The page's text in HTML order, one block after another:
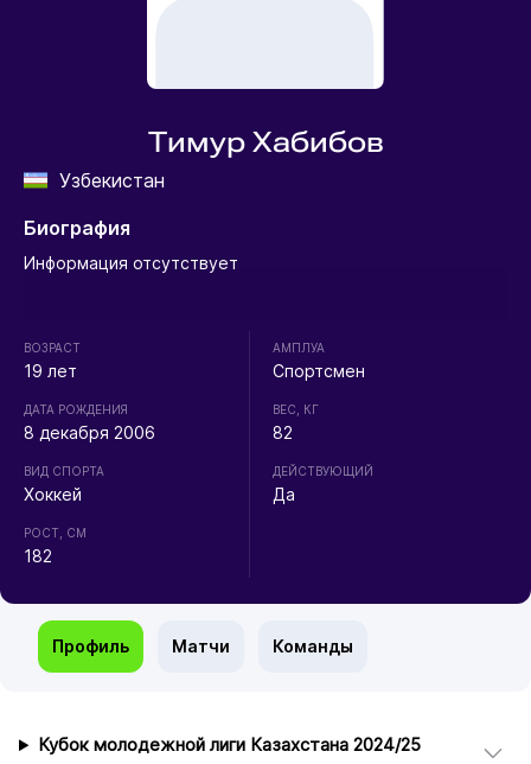
Тимур Хабибов
Узбекистан
Биография
Информация отсутствует
ВОЗРАСТ
19 лет
ДАТА РОЖДЕНИЯ
8 декабря 2006
ВИД СПОРТА
Хоккей
РОСТ, СМ
182
АМПЛУА
Спортсмен
ВЕС, КГ
82
ДЕЙСТВУЮЩИЙ
Да
Профиль Матчи Команды
Кубок молодежной лиги Казахстана 2024/25